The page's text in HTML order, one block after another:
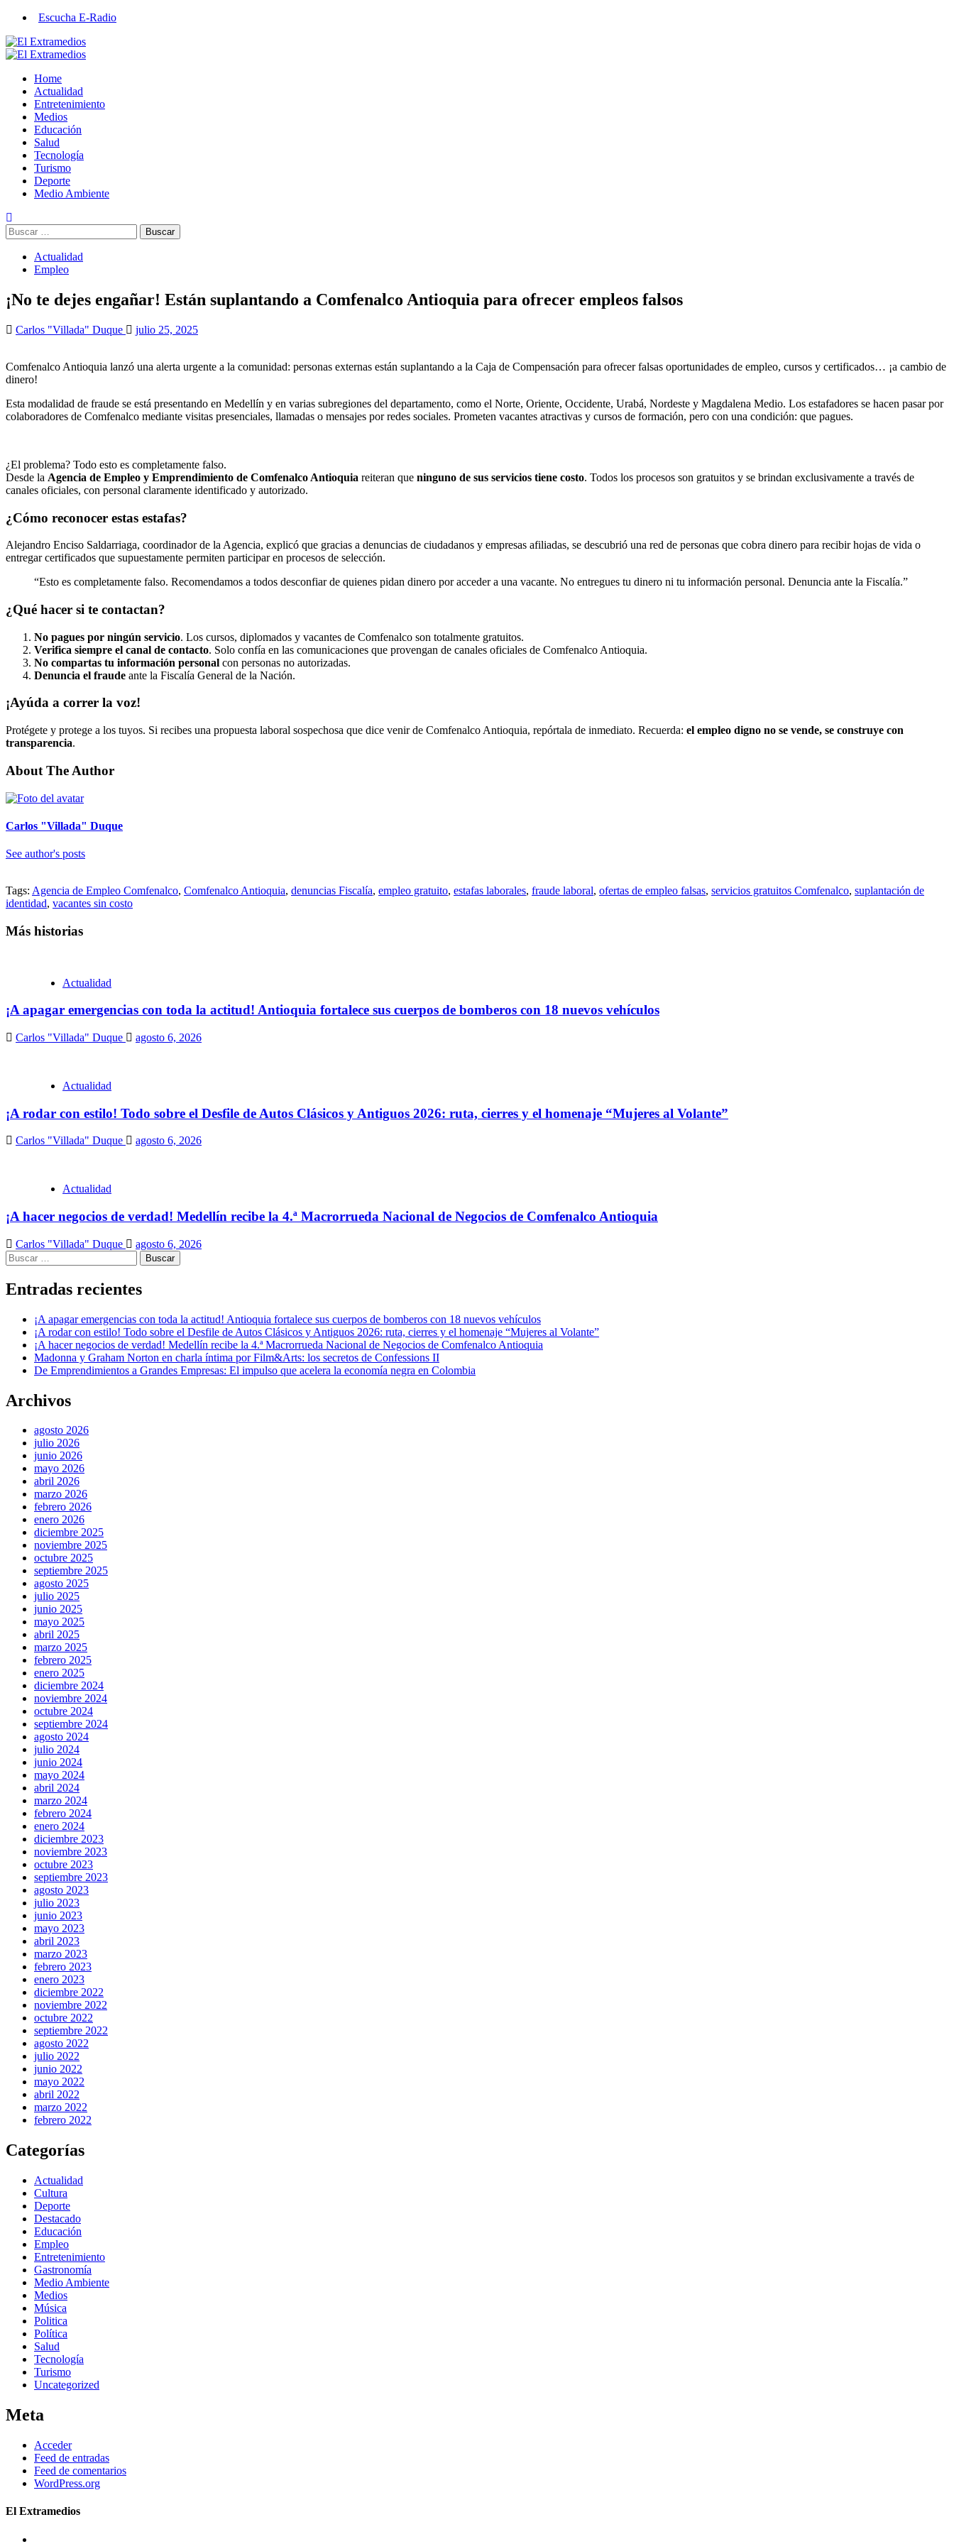
Saltar
contenido
Escucha E-Radio
Primary
Home
Actualidad
Entretenimiento
Medios
Educación
Salud
Tecnología
Turismo
Deporte
Medio Ambiente
Buscar:
Actualidad
Empleo
¡No te dejes engañar! Están suplantando a Comfenalco Antioquia para ofrecer empleos falsos
Carlos "Villada" Duque julio 25, 2025
Comfenalco Antioquia lanzó una alerta urgente a la comunidad: personas externas están suplantando a la Caja de Compensación para ofrecer falsas oportunidades de empleo, cursos y certificados… ¡a cambio de
dinero!
Esta modalidad de fraude se está presentando en Medellín y en varias subregiones del departamento, como el Norte, Oriente, Occidente, Urabá, Nordeste y Magdalena Medio. Los estafadores se hacen pasar por
colaboradores de Comfenalco mediante visitas presenciales, llamadas o mensajes por redes sociales. Prometen vacantes atractivas y cursos de formación, pero con una condición: que pagues.
¿El problema? Todo esto es completamente falso.
Desde la Agencia de Empleo y Emprendimiento de Comfenalco Antioquia reiteran que ninguno de sus servicios tiene costo. Todos los procesos son gratuitos y se brindan exclusivamente a través de
canales oficiales, con personal claramente identificado y autorizado.
¿Cómo reconocer estas estafas?
Alejandro Enciso Saldarriaga, coordinador de la Agencia, explicó que gracias a denuncias de ciudadanos y empresas afiliadas, se descubrió una red de personas que cobra dinero para recibir hojas de vida o
entregar certificados que supuestamente permiten participar en procesos de selección.
“Esto es completamente falso. Recomendamos a todos desconfiar de quienes pidan dinero por acceder a una vacante. No entregues tu dinero ni tu información personal. Denuncia ante la Fiscalía.”
¿Qué hacer si te contactan?
No pagues por ningún servicio. Los cursos, diplomados y vacantes de Comfenalco son totalmente gratuitos.
Verifica siempre el canal de contacto. Solo confía en las comunicaciones que provengan de canales oficiales de Comfenalco Antioquia.
No compartas tu información personal con personas no autorizadas.
Denuncia el fraude ante la Fiscalía General de la Nación.
¡Ayúda a correr la voz!
Protégete y protege a los tuyos. Si recibes una propuesta laboral sospechosa que dice venir de Comfenalco Antioquia, repórtala de inmediato. Recuerda: el empleo digno no se vende, se construye con
transparencia.
About The Author
Carlos "Villada" Duque
See author's posts
Tags: Agencia de Empleo Comfenalco, Comfenalco Antioquia, denuncias Fiscalía, empleo gratuito, estafas laborales, fraude laboral, ofertas de empleo falsas, servicios gratuitos Comfenalco, suplantación de
identidad, vacantes sin costo
Más historias
Actualidad
¡A apagar emergencias con toda la actitud! Antioquia fortalece sus cuerpos de bomberos con 18 nuevos vehículos
Carlos "Villada" Duque agosto 6, 2026
Actualidad
¡A rodar con estilo! Todo sobre el Desfile de Autos Clásicos y Antiguos 2026: ruta, cierres y el homenaje “Mujeres al Volante”
Carlos "Villada" Duque agosto 6, 2026
Actualidad
¡A hacer negocios de verdad! Medellín recibe la 4.ª Macrorrueda Nacional de Negocios de Comfenalco Antioquia
Carlos "Villada" Duque
agosto 6, 2026
Buscar:
Entradas recientes
¡A apagar emergencias con toda la actitud! Antioquia fortalece sus cuerpos de bomberos con 18 nuevos vehículos
¡A rodar con estilo! Todo sobre el Desfile de Autos Clásicos y Antiguos 2026: ruta, cierres y el homenaje “Mujeres al Volante”
¡A hacer negocios de verdad! Medellín recibe la 4.ª Macrorrueda Nacional de Negocios de Comfenalco Antioquia
Madonna y Graham Norton en charla íntima por Film&Arts: los secretos de Confessions II
De Emprendimientos a Grandes Empresas: El impulso que acelera la economía negra en Colombia
Archivos
agosto 2026
julio 2026
junio 2026
mayo 2026
abril 2026
marzo 2026
febrero 2026
enero 2026
diciembre 2025
noviembre 2025
octubre 2025
septiembre 2025
agosto 2025
julio 2025
junio 2025
mayo 2025
abril 2025
marzo 2025
febrero 2025
enero 2025
diciembre 2024
noviembre 2024
octubre 2024
septiembre 2024
agosto 2024
julio 2024
junio 2024
mayo 2024
abril 2024
marzo 2024
febrero 2024
enero 2024
diciembre 2023
noviembre 2023
octubre 2023
septiembre 2023
agosto 2023
julio 2023
junio 2023
mayo 2023
abril 2023
marzo 2023
febrero 2023
enero 2023
diciembre 2022
noviembre 2022
octubre 2022
septiembre 2022
agosto 2022
julio 2022
junio 2022
mayo 2022
abril 2022
marzo 2022
febrero 2022
Categorías
Actualidad
Cultura
Deporte
Destacado
Educación
Empleo
Entretenimiento
Gastronomía
Medio Ambiente
Medios
Música
Politica
Política
Salud
Tecnología
Turismo
Uncategorized
Meta
Acceder
Feed de entradas
Feed de comentarios
WordPress.org
El Extramedios